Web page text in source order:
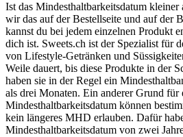
Ist das Mindesthaltbarkeitsdatum kleiner
wir das auf der Bestellseite und auf der
kannst du bei jedem einzelnen Produkt
dich ist. Sweets.ch ist der Spezialist für
von Lifestyle-Getränken und
Weile dauert, bis diese Produkte in der
haben sie in der Regel ein
als drei Monaten. Ein anderer Grund für
Mindesthaltbarkeitsdatum können
kein längeres MHD erlauben. Dafür
Mindesthaltbarkeitsdatum von zwei